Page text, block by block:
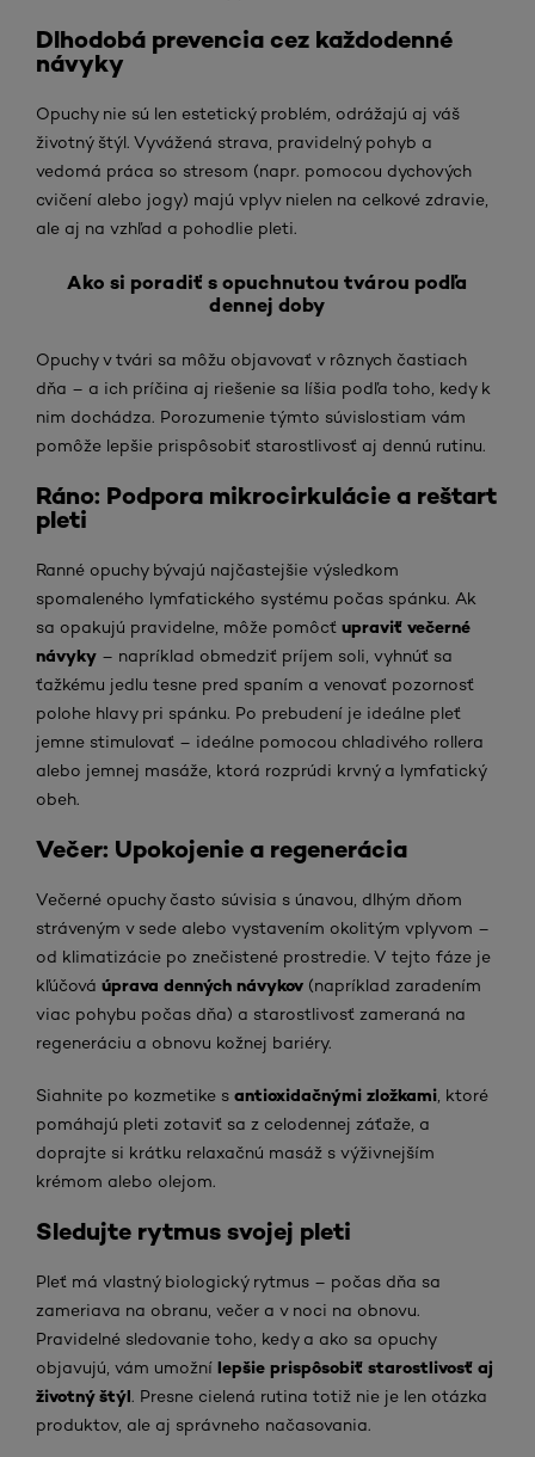
Dlhodobá prevencia cez každodenné
návyky
Opuchy nie sú len estetický problém, odrážajú aj váš
životný štýl. Vyvážená strava, pravidelný pohyb a
vedomá práca so stresom (napr. pomocou dychových
cvičení alebo jogy) majú vplyv nielen na celkové zdravie,
ale aj na vzhľad a pohodlie pleti.
Ako si poradiť s opuchnutou tvárou podľa
dennej doby
Opuchy v tvári sa môžu objavovať v rôznych častiach
dňa – a ich príčina aj riešenie sa líšia podľa toho, kedy k
nim dochádza. Porozumenie týmto súvislostiam vám
pomôže lepšie prispôsobiť starostlivosť aj dennú rutinu.
Ráno: Podpora mikrocirkulácie a reštart
pleti
Ranné opuchy bývajú najčastejšie výsledkom
spomaleného lymfatického systému počas spánku. Ak
sa opakujú pravidelne, môže pomôcť upraviť večerné
návyky – napríklad obmedziť príjem soli, vyhnúť sa
ťažkému jedlu tesne pred spaním a venovať pozornosť
polohe hlavy pri spánku. Po prebudení je ideálne pleť
jemne stimulovať – ideálne pomocou chladivého rollera
alebo jemnej masáže, ktorá rozprúdi krvný a lymfatický
obeh.
Večer: Upokojenie a regenerácia
Večerné opuchy často súvisia s únavou, dlhým dňom
stráveným v sede alebo vystavením okolitým vplyvom –
od klimatizácie po znečistené prostredie. V tejto fáze je
kľúčová úprava denných návykov (napríklad zaradením
viac pohybu počas dňa) a starostlivosť zameraná na
regeneráciu a obnovu kožnej bariéry.
Siahnite po kozmetike s antioxidačnými zložkami , ktoré
pomáhajú pleti zotaviť sa z celodennej záťaže, a
doprajte si krátku relaxačnú masáž s výživnejším
krémom alebo olejom.
Sledujte rytmus svojej pleti
Pleť má vlastný biologický rytmus – počas dňa sa
zameriava na obranu, večer a v noci na obnovu.
Pravidelné sledovanie toho, kedy a ako sa opuchy
objavujú, vám umožní lepšie prispôsobiť starostlivosť aj
životný štýl. Presne cielená rutina totiž nie je len otázka
produktov, ale aj správneho načasovania.